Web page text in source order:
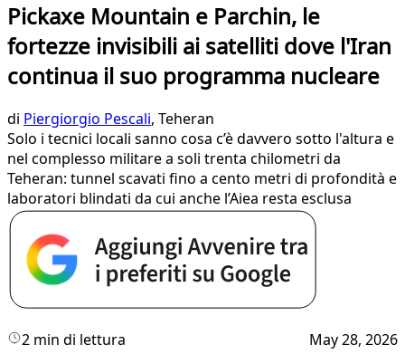
Pickaxe Mountain e Parchin, le
fortezze invisibili ai satelliti dove l'Iran
continua il suo programma nucleare
di Piergiorgio Pescali, Teheran
Solo i tecnici locali sanno cosa c’è davvero sotto l'altura e
nel complesso militare a soli trenta chilometri da
Teheran: tunnel scavati fino a cento metri di profondità e
laboratori blindati da cui anche l’Aiea resta esclusa
2 min di lettura May 28, 2026